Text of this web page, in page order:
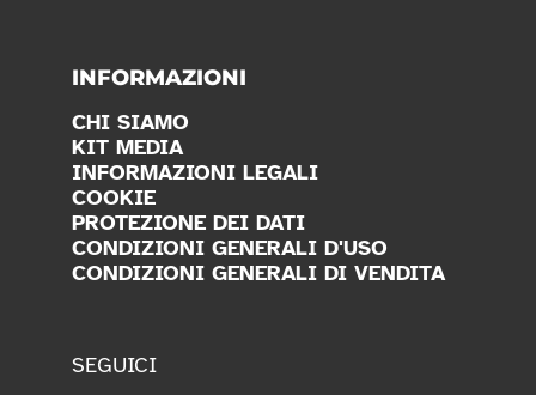
INFORMAZIONI
CHI SIAMO
KIT MEDIA
INFORMAZIONI LEGALI
COOKIE
PROTEZIONE DEI DATI
CONDIZIONI GENERALI D'USO
CONDIZIONI GENERALI DI VENDITA
SEGUICI